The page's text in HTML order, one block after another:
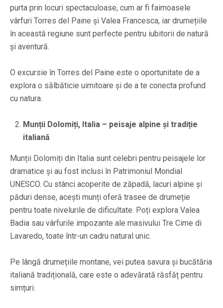
purta prin locuri spectaculoase, cum ar fi faimoasele
vârfuri Torres del Paine și Valea Francesca, iar drumețiile
în această regiune sunt perfecte pentru iubitorii de natură
și aventură.
O excursie în Torres del Paine este o oportunitate de a
explora o sălbăticie uimitoare și de a te conecta profund
cu natura.
Munții Dolomiți, Italia – peisaje alpine și tradiție
italiană
Munții Dolomiți din Italia sunt celebri pentru peisajele lor
dramatice și au fost inclusi în Patrimoniul Mondial
UNESCO. Cu stânci acoperite de zăpadă, lacuri alpine și
păduri dense, acești munți oferă trasee de drumeție
pentru toate nivelurile de dificultate. Poți explora Valea
Badia sau vârfurile impozante ale masivului Tre Cime di
Lavaredo, toate într-un cadru natural unic.
Pe lângă drumețiile montane, vei putea savura și bucătăria
italiană tradițională, care este o adevărată răsfăț pentru
simțuri.